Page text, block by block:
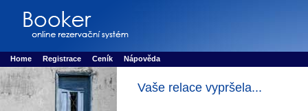
Rezervujse - Port�l pro online rezervace sportu
Home Registrace Ceník Nápověda
Vaše relace vypršela...